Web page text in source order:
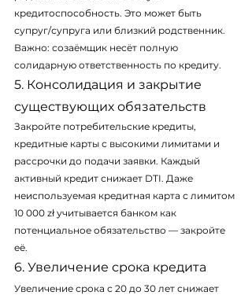
кредитоспособность. Это может быть
супруг/супруга или близкий родственник.
Важно: созаёмщик несёт полную
солидарную ответственность по кредиту.
5. Консолидация и закрытие
существующих обязательств
Закройте потребительские кредиты,
кредитные карты с высокими лимитами и
рассрочки до подачи заявки. Каждый
активный кредит снижает DTI. Даже
неиспользуемая кредитная карта с лимитом
10 000 zł учитывается банком как
потенциальное обязательство — закройте
её.
6. Увеличение срока кредита
Увеличение срока с 20 до 30 лет снижает